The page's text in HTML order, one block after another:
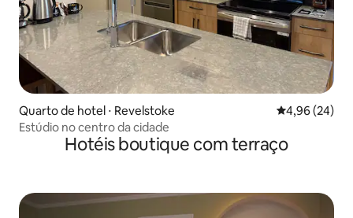
Quarto de hotel ⋅ Revelstoke 4,96 de uma
4,96 (24)
Estúdio no centro da cidade
Hotéis boutique com terraço